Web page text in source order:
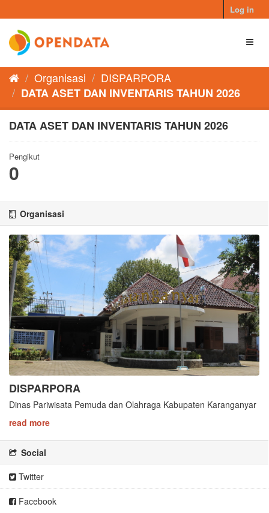
to
content
Log in
Organisasi
DISPARPORA
DATA ASET DAN INVENTARIS TAHUN 2026
DATA ASET DAN INVENTARIS TAHUN 2026
Pengikut
0
Organisasi
DISPARPORA
Dinas Pariwisata Pemuda dan Olahraga Kabupaten Karanganyar
read more
Social
Twitter
Facebook